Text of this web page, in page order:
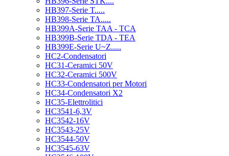
HB397-Serie T.....
HB398-Serie TA.....
HB399A-Serie TAA - TCA
HB399B-Serie TDA - TEA
HB399E-Serie U~Z.....
HC2-Condensatori
HC31-Ceramici 50V
HC32-Ceramici 500V
HC33-Condensatori per Motori
HC34-Condensatori X2
HC35-Elettrolitici
HC3541-6,3V
HC3542-16V
HC3543-25V
HC3544-50V
HC3545-63V